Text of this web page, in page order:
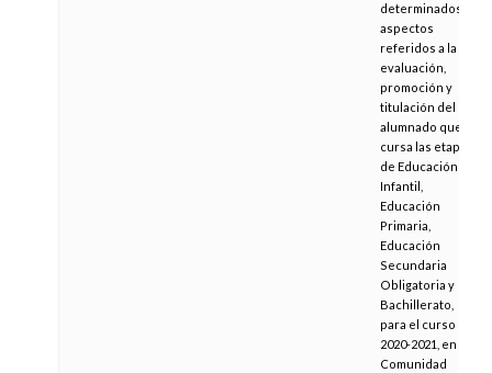
determinados
aspectos
referidos a la
evaluación,
promoción y
titulación del
alumnado que
cursa las etapas
de Educación
Infantil,
Educación
Primaria,
Educación
Secundaria
Obligatoria y
Bachillerato,
para el curso
2020-2021, en la
Comunidad